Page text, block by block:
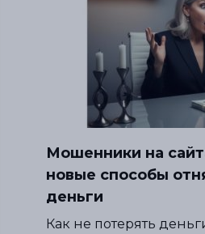
Мошенники на
новые способы
деньги
Как не потерять